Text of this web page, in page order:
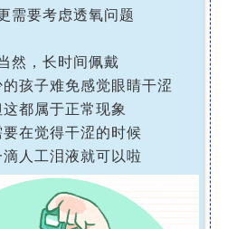
需要考虑透氧问题
然，长时间佩戴
孩子难免感觉眼睛干涩
这都属于正常现象
要在觉得干涩的时候
滴人工泪液就可以啦